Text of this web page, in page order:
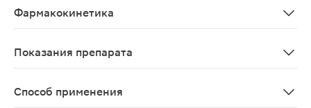
Фармакокинетика
Показания препарата
Способ применения